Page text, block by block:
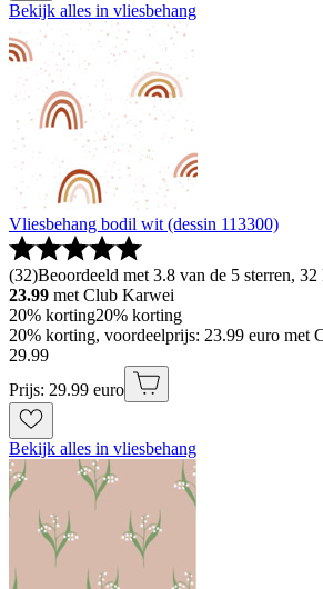
Bekijk alles in vliesbehang
Vliesbehang bodil wit (dessin 113300)
(32)Beoordeeld met 3.8 van de 5 sterren,
23.99 met Club Karwei
20% korting20% korting
20% korting, voordeelprijs: 23.99 euro met
29.99
Prijs: 29.99 euro
Bekijk alles in vliesbehang